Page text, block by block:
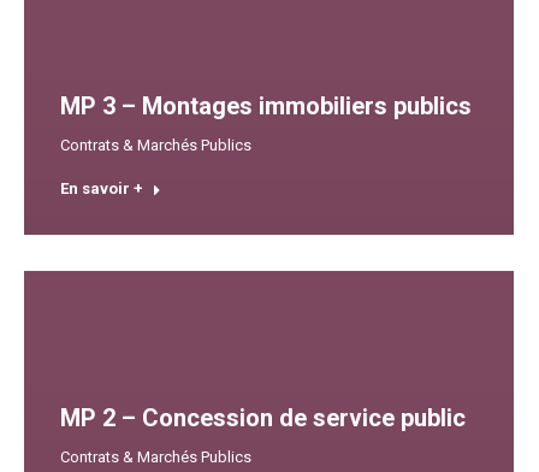
MP 3 – Montages immobiliers publics
Contrats & Marchés Publics
En savoir +
MP 2 – Concession de service public
Contrats & Marchés Publics